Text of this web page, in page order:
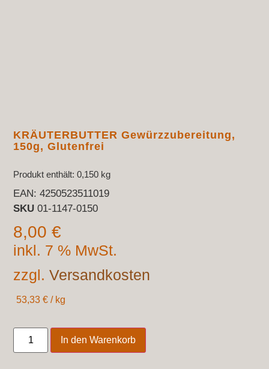
KRÄUTERBUTTER Gewürzzubereitung,
150g, Glutenfrei
Produkt enthält: 0,150 kg
EAN:4250523511019
SKU01-1147-0150
8,00€
inkl. 7 % MwSt.
zzgl.Versandkosten
53,33€ / kg
In den Warenkorb